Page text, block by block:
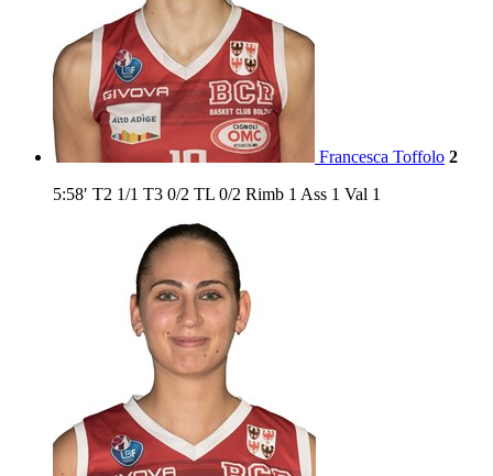
Francesca Toffolo 2
5:58′ T2 1/1 T3 0/2 TL 0/2 Rimb 1 Ass 1 Val 1